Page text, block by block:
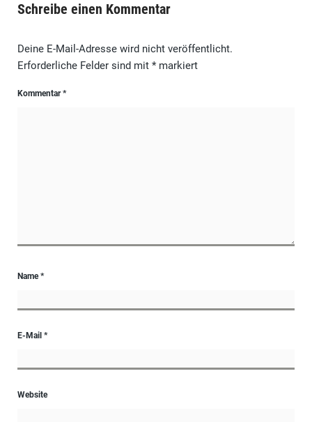
Schreibe einen Kommentar
Deine E-Mail-Adresse wird nicht veröffentlicht.
Erforderliche Felder sind mit *markiert
Kommentar*
Name*
E-Mail *
Website